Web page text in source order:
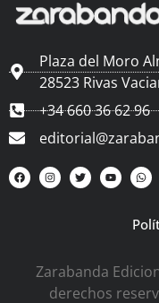
Plaza del Moro
28523 Rivas
+34 660 36 62 96
Zarabanda
derechos